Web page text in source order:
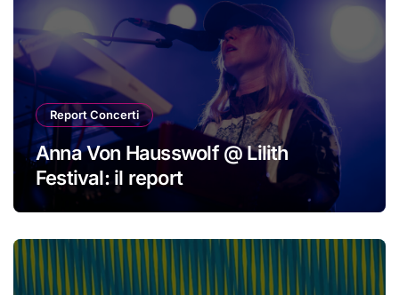
Report Concerti
Anna Von Hausswolf @ Lilith
Festival: il report